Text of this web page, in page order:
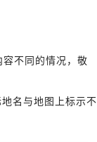
不同的情况，敬
名与地图上标示不